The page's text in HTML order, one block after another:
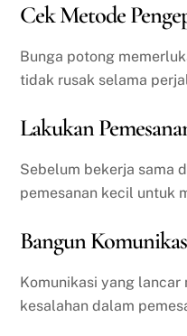
Cek Metode
Bunga potong
tidak rusak selama
Lakukan
Sebelum bekerja sama
pemesanan kecil untuk
Bangun
Komunikasi yang
kesalahan dalam